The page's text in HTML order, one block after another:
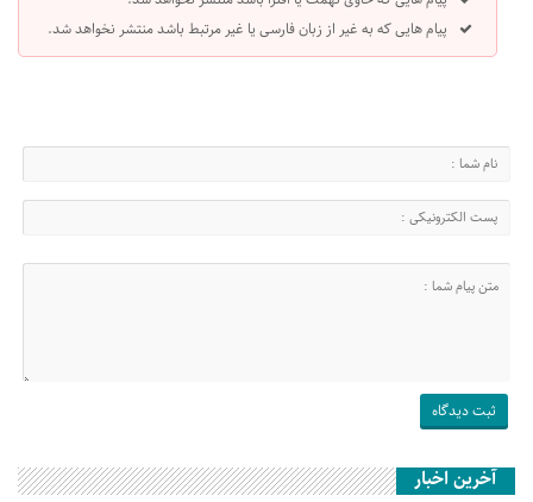
پیام هایی که به غیر از زبان فارسی یا غیر مرتبط باشد منتشر نخواهد شد.
آخرین اخبار